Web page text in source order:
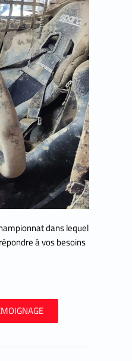
dans lequel
à vos besoins